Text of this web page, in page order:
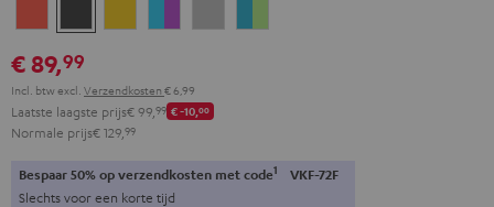
Red
Gray
Amber
Gray
€ 89,99
Incl. btwexcl. Verzendkosten € 6,99
Laatste laagste prijs€ 99, 99 € -10, 00
Normale prijs€ 129, 99
Bespaar 50% op verzendkosten met code1 VKF-72F
Slechts voor een korte tijd